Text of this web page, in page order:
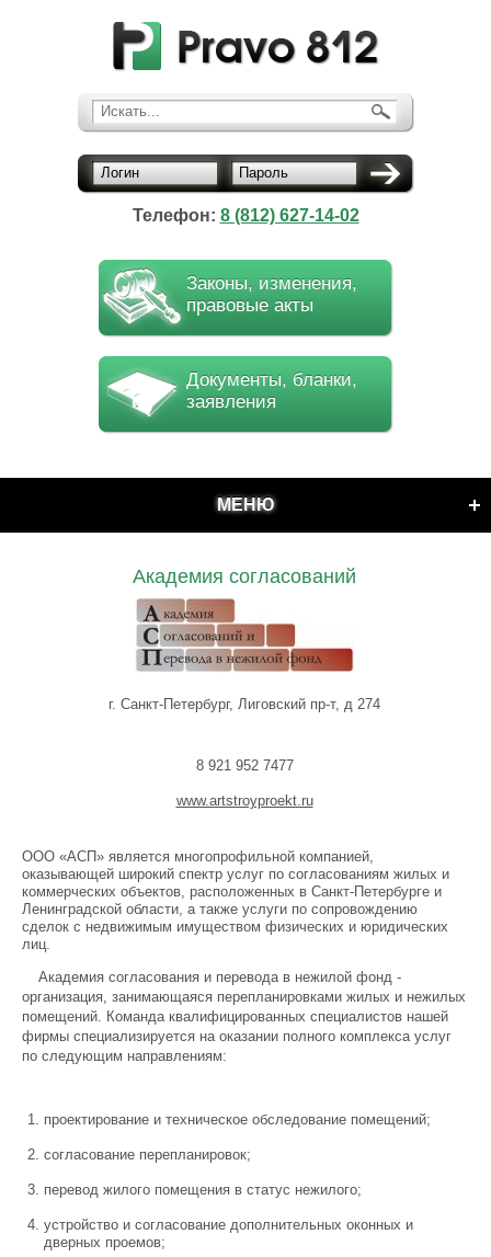
Искать...
Логин Пароль
Телефон: 8 (812) 627-14-02
Законы, изменения,
правовые акты
Документы, бланки,
заявления
МЕНЮ
Академия согласований
г. Санкт-Петербург, Лиговский пр-т, д 274
8 921 952 7477
www.artstroyproekt.ru
ООО «АСП» является многопрофильной компанией,
оказывающей широкий спектр услуг по согласованиям жилых и
коммерческих объектов, расположенных в Санкт-Петербурге и
Ленинградской области, а также услуги по сопровождению
сделок с недвижимым имуществом физических и юридических
лиц.
Академия согласования и перевода в нежилой фонд -
организация, занимающаяся перепланировками жилых и нежилых
помещений. Команда квалифицированных специалистов нашей
фирмы специализируется на оказании полного комплекса услуг
по следующим направлениям:
проектирование и техническое обследование помещений;
согласование перепланировок;
перевод жилого помещения в статус нежилого;
устройство и согласование дополнительных оконных и
дверных проемов;